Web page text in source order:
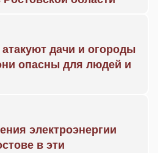
дачи и огороды
опасны для людей и
электроэнергии
в эти